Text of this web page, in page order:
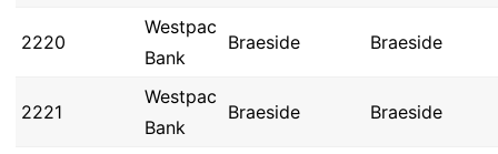
2220
Westpac
Bank
Braeside Braeside
2221
Westpac
Bank
Braeside Braeside